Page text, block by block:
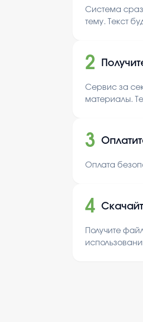
Система
тему. Текст
2
Сервис за
материалы.
3
Оплата
4
Получите